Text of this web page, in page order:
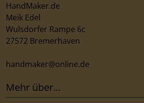
HandMaker.de
Meik Edel
Wulsdorfer Rampe 6c
27572 Bremerhaven
handmaker@online.de
Mehr über...